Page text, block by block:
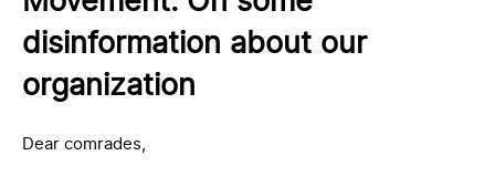
disinformation about our
organization
Dear comrades,